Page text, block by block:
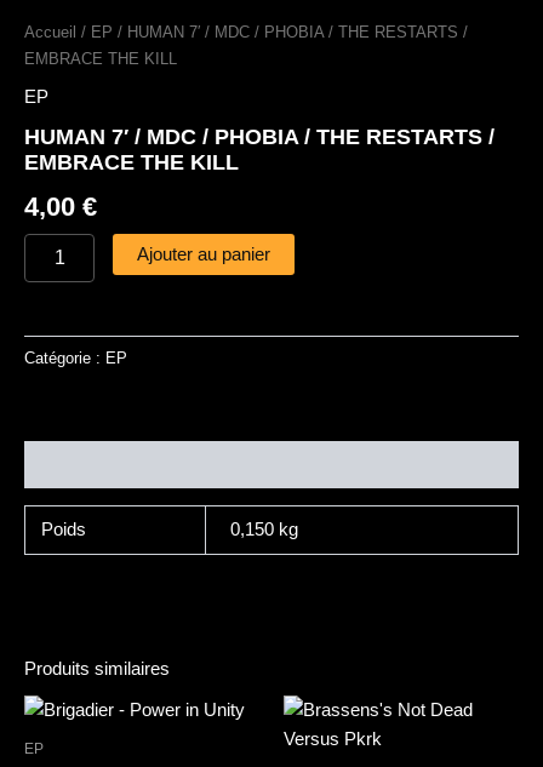
Accueil / EP / HUMAN 7′ / MDC / PHOBIA / THE RESTARTS /
EMBRACE THE KILL
EP
HUMAN 7′ / MDC / PHOBIA / THE RESTARTS /
EMBRACE THE KILL
4,00 €
EMBRACE
THE
Ajouter au panier
Catégorie : EP
Poids 0,150 kg
Produits similaires
EP